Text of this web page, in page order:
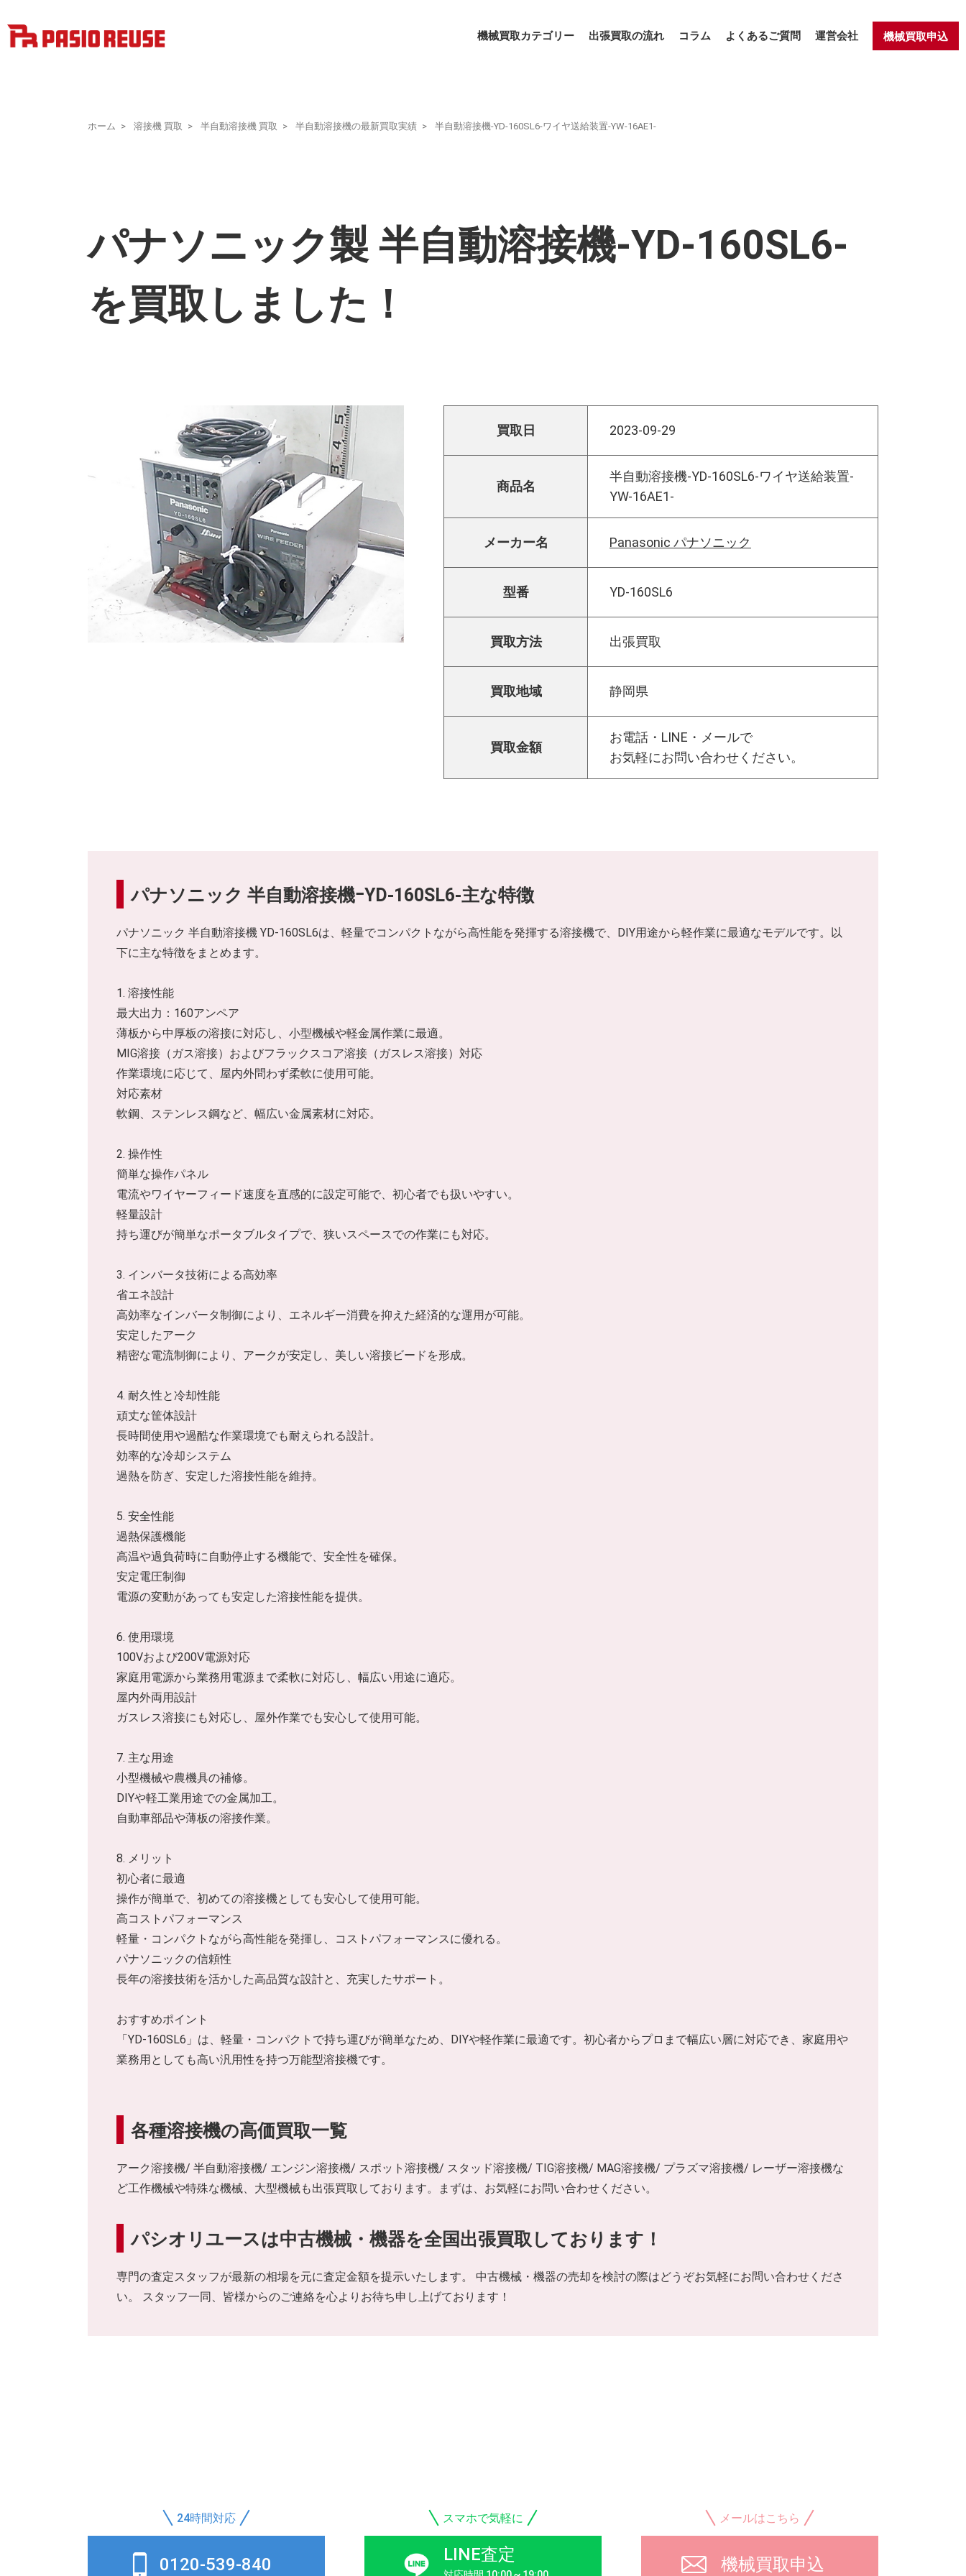
機械買取カテゴリー 出張買取の流れ コラム よくあるご質問 運営会社 機械買取申込
ホーム 溶接機 買取 半自動溶接機 買取 半自動溶接機の最新買取実績 半自動溶接機-YD-160SL6-ワイヤ送給装置-YW-16AE1-
パナソニック製 半自動溶接機-YD-160SL6-
を買取しました！
買取日 2023-09-29
商品名
半自動溶接機-YD-160SL6-ワイヤ送給装置-
YW-16AE1-
メーカー名 Panasonic パナソニック
型番 YD-160SL6
買取方法 出張買取
買取地域 静岡県
買取金額
お電話・LINE・メールで
お気軽にお問い合わせください。
パナソニック 半自動溶接機ｰYD-160SL6-主な特徴
パナソニック 半自動溶接機 YD-160SL6は、軽量でコンパクトながら高性能を発揮する溶接機で、DIY用途から軽作業に最適なモデルです。以
下に主な特徴をまとめます。
1. 溶接性能
最大出力：160アンペア
薄板から中厚板の溶接に対応し、小型機械や軽金属作業に最適。
MIG溶接（ガス溶接）およびフラックスコア溶接（ガスレス溶接）対応
作業環境に応じて、屋内外問わず柔軟に使用可能。
対応素材
軟鋼、ステンレス鋼など、幅広い金属素材に対応。
2. 操作性
簡単な操作パネル
電流やワイヤーフィード速度を直感的に設定可能で、初心者でも扱いやすい。
軽量設計
持ち運びが簡単なポータブルタイプで、狭いスペースでの作業にも対応。
3. インバータ技術による高効率
省エネ設計
高効率なインバータ制御により、エネルギー消費を抑えた経済的な運用が可能。
安定したアーク
精密な電流制御により、アークが安定し、美しい溶接ビードを形成。
4. 耐久性と冷却性能
頑丈な筐体設計
長時間使用や過酷な作業環境でも耐えられる設計。
効率的な冷却システム
過熱を防ぎ、安定した溶接性能を維持。
5. 安全性能
過熱保護機能
高温や過負荷時に自動停止する機能で、安全性を確保。
安定電圧制御
電源の変動があっても安定した溶接性能を提供。
6. 使用環境
100Vおよび200V電源対応
家庭用電源から業務用電源まで柔軟に対応し、幅広い用途に適応。
屋内外両用設計
ガスレス溶接にも対応し、屋外作業でも安心して使用可能。
7. 主な用途
小型機械や農機具の補修。
DIYや軽工業用途での金属加工。
自動車部品や薄板の溶接作業。
8. メリット
初心者に最適
操作が簡単で、初めての溶接機としても安心して使用可能。
高コストパフォーマンス
軽量・コンパクトながら高性能を発揮し、コストパフォーマンスに優れる。
パナソニックの信頼性
長年の溶接技術を活かした高品質な設計と、充実したサポート。
おすすめポイント
「YD-160SL6」は、軽量・コンパクトで持ち運びが簡単なため、DIYや軽作業に最適です。初心者からプロまで幅広い層に対応でき、家庭用や
業務用としても高い汎用性を持つ万能型溶接機です。
各種溶接機の高価買取一覧
アーク溶接機/ 半自動溶接機/ エンジン溶接機/ スポット溶接機/ スタッド溶接機/ TIG溶接機/ MAG溶接機/ プラズマ溶接機/ レーザー溶接機な
ど工作機械や特殊な機械、大型機械も出張買取しております。まずは、お気軽にお問い合わせください。
パシオリユースは中古機械・機器を全国出張買取しております！
専門の査定スタッフが最新の相場を元に査定金額を提示いたします。 中古機械・機器の売却を検討の際はどうぞお気軽にお問い合わせくださ
い。 スタッフ一同、皆様からのご連絡を心よりお待ち申し上げております！
24時間対応
0120-539-840
スマホで気軽に
LINE査定
メールはこちら
機械買取申込